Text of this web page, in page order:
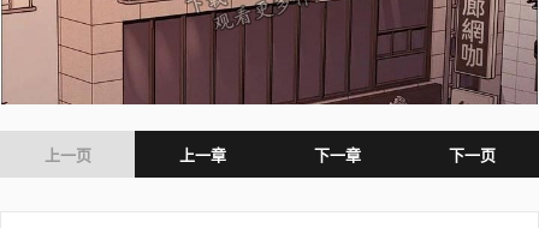
上一页 上一章 下一章 下一页